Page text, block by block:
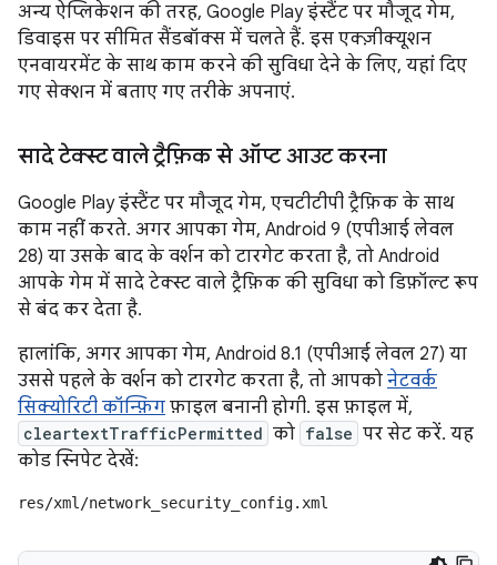
अन्य ऐप्लिकेशन की तरह, Google Play इंस्टैंट पर मौजूद गेम,
डिवाइस पर सीमित सैंडबॉक्स में चलते हैं. इस एक्ज़ीक्यूशन
एनवायरमेंट के साथ काम करने की सुविधा देने के लिए, यहां दिए
गए सेक्शन में बताए गए तरीके अपनाएं.
सादे टेक्स्ट वाले ट्रैफ़िक से ऑप्ट आउट करना
Google Play इंस्टैंट पर मौजूद गेम, एचटीटीपी ट्रैफ़िक के साथ
काम नहीं करते. अगर आपका गेम, Android 9 (एपीआई लेवल
28) या उसके बाद के वर्शन को टारगेट करता है, तो Android
आपके गेम में सादे टेक्स्ट वाले ट्रैफ़िक की सुविधा को डिफ़ॉल्ट रूप
से बंद कर देता है.
हालांकि, अगर आपका गेम, Android 8.1 (एपीआई लेवल 27) या
उससे पहले के वर्शन को टारगेट करता है, तो आपको नेटवर्क
सिक्योरिटी कॉन्फ़िग फ़ाइल बनानी होगी. इस फ़ाइल में,
cleartextTrafficPermitted को false पर सेट करें. यह
कोड स्निपेट देखें:
res/xml/network_security_config.xml